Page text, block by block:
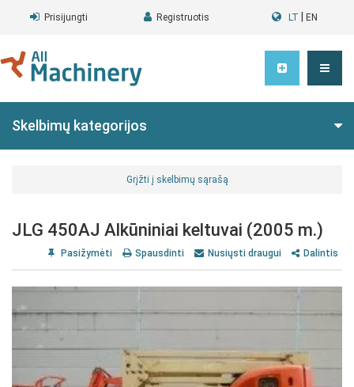
Prisijungti Registruotis LT EN
Skelbimų kategorijos
Grįžti į skelbimų sąrašą
JLG 450AJ Alkūniniai keltuvai (2005 m.)
Pasižymėti Spausdinti Nusiųsti draugui Dalintis